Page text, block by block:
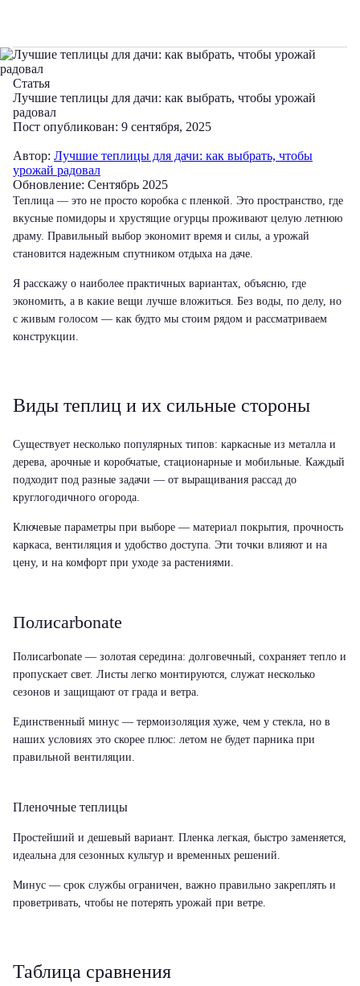
Статья
Лучшие теплицы для дачи: как выбрать, чтобы урожай
радовал
Пост опубликован: 9 сентября, 2025
Автор: Лучшие теплицы для дачи: как выбрать, чтобы
урожай радовал
Обновление: Сентябрь 2025
Теплица — это не просто коробка с пленкой. Это пространство, где
вкусные помидоры и хрустящие огурцы проживают целую летнюю
драму. Правильный выбор экономит время и силы, а урожай
становится надежным спутником отдыха на даче.
Я расскажу о наиболее практичных вариантах, объясню, где
экономить, а в какие вещи лучше вложиться. Без воды, по делу, но
с живым голосом — как будто мы стоим рядом и рассматриваем
конструкции.
Виды теплиц и их сильные стороны
Существует несколько популярных типов: каркасные из металла и
дерева, арочные и коробчатые, стационарные и мобильные. Каждый
подходит под разные задачи — от выращивания рассад до
круглогодичного огорода.
Ключевые параметры при выборе — материал покрытия, прочность
каркаса, вентиляция и удобство доступа. Эти точки влияют и на
цену, и на комфорт при уходе за растениями.
Полиcarbonate
Полиcarbonate — золотая середина: долговечный, сохраняет тепло и
пропускает свет. Листы легко монтируются, служат несколько
сезонов и защищают от града и ветра.
Единственный минус — термоизоляция хуже, чем у стекла, но в
наших условиях это скорее плюс: летом не будет парника при
правильной вентиляции.
Пленочные теплицы
Простейший и дешевый вариант. Пленка легкая, быстро заменяется,
идеальна для сезонных культур и временных решений.
Минус — срок службы ограничен, важно правильно закреплять и
проветривать, чтобы не потерять урожай при ветре.
Таблица сравнения